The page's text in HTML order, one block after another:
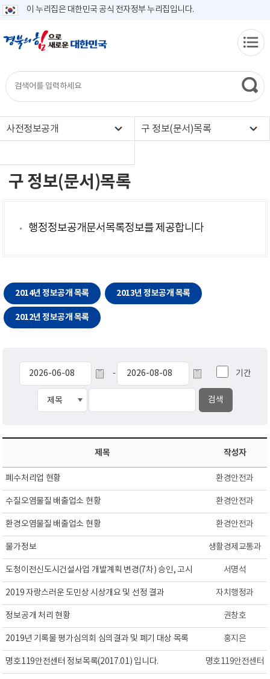
이 누리집은 대한민국 공식 전자정부 누리집입니다.
사전정보공개 구 정보(문서)목록
구 정보(문서)목록
행정정보공개문서목록정보를 제공합니다
2014년 정보공개 목록 2013년 정보공개 목록
2012년 정보공개 목록
- 기간
제목 작성자
폐수처리업 현황 환경안전과
수질오염물질 배출업소 현황 환경안전과
환경오염물질 배출업소 현황 환경안전과
물가정보 생활경제교통과
도청이전신도시건설사업 개발계획 변경(7차) 승인, 고시 서명석
2019 자랑스러운 도민상 시상개요 및 선정 결과 자치행정과
정보공개 처리 현황 권창호
2019년 기록물 평가심의회 심의결과 및 폐기 대상 목록 홍지은
명호119안전센터 정보목록(2017.01) 입니다. 명호119안전센터